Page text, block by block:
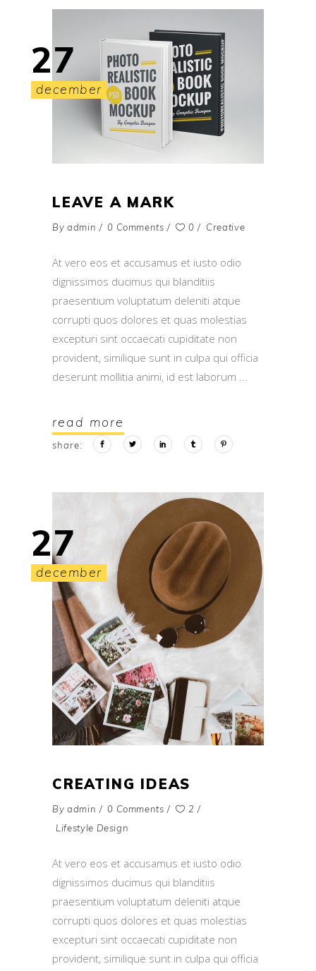
27
december
LEAVE A MARK
By admin 0 Comments 0 Creative
At vero eos et accusamus et iusto odio
dignissimos ducimus qui blanditiis
praesentium voluptatum deleniti atque
corrupti quos dolores et quas molestias
excepturi sint occaecati cupiditate non
provident, similique sunt in culpa qui officia
deserunt mollitia animi, id est laborum
read more
share:
27
december
CREATING IDEAS
By admin 0 Comments
2
Lifestyle Design
At vero eos et accusamus et iusto odio
dignissimos ducimus qui blanditiis
praesentium voluptatum deleniti atque
corrupti quos dolores et quas molestias
excepturi sint occaecati cupiditate non
provident, similique sunt in culpa qui officia